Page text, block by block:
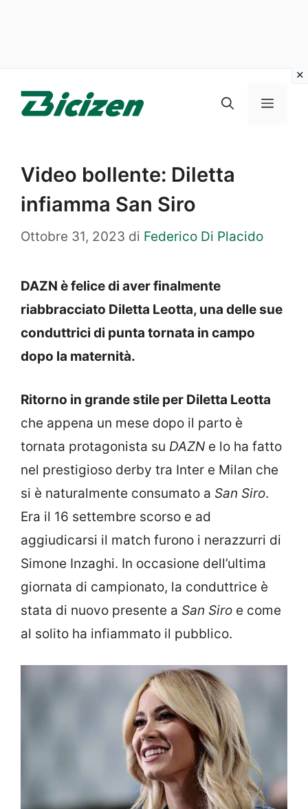
Menu
Video bollente: Diletta
infiamma San Siro
Ottobre 31, 2023 di Federico Di Placido
DAZN è felice di aver finalmente
riabbracciato Diletta Leotta, una delle sue
conduttrici di punta tornata in campo
dopo la maternità.
Ritorno in grande stile per Diletta Leotta
che appena un mese dopo il parto è
tornata protagonista su DAZN e lo ha fatto
nel prestigioso derby tra Inter e Milan che
si è naturalmente consumato a San Siro.
Era il 16 settembre scorso e ad
aggiudicarsi il match furono i nerazzurri di
Simone Inzaghi. In occasione dell’ultima
giornata di campionato, la conduttrice è
stata di nuovo presente a San Siro e come
al solito ha infiammato il pubblico.